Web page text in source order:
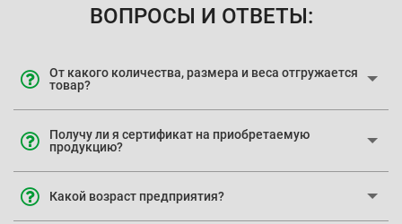
ВОПРОСЫ И ОТВЕТЫ:
От какого количества, размера и веса отгружается
товар?
Получу ли я сертификат на приобретаемую
продукцию?
Какой возраст предприятия?